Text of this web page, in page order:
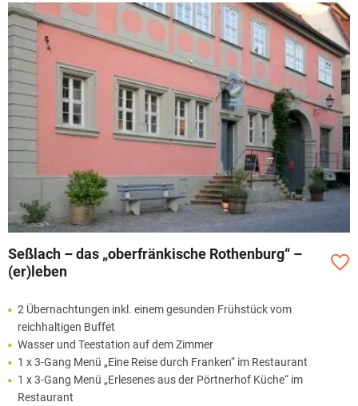
Seßlach – das „oberfränkische Rothenburg“ –
(er)leben
2 Übernachtungen inkl. einem gesunden Frühstück vom
reichhaltigen Buffet
Wasser und Teestation auf dem Zimmer
1 x 3-Gang Menü „Eine Reise durch Franken“ im Restaurant
1 x 3-Gang Menü „Erlesenes aus der Pörtnerhof Küche“ im
Restaurant